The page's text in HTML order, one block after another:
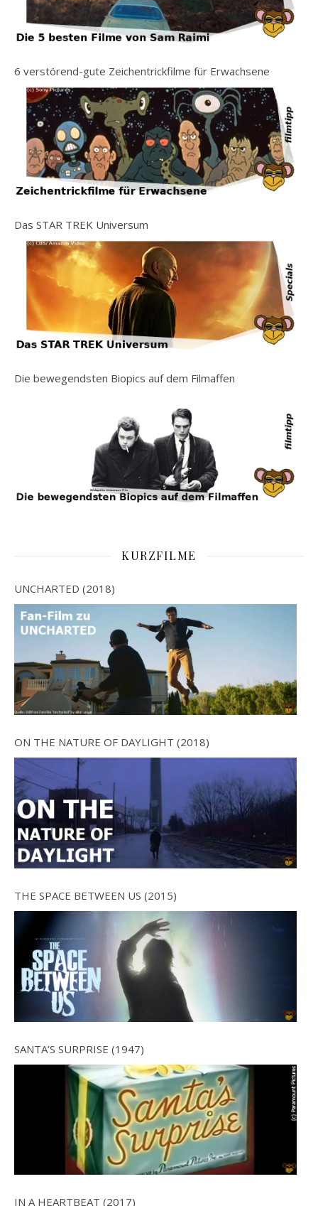
6 verstörend-gute Zeichentrickfilme für Erwachsene
Das STAR TREK Universum
Die bewegendsten Biopics auf dem Filmaffen
KURZFILME
UNCHARTED (2018)
ON THE NATURE OF DAYLIGHT (2018)
THE SPACE BETWEEN US (2015)
SANTA’S SURPRISE (1947)
IN A HEARTBEAT (2017)